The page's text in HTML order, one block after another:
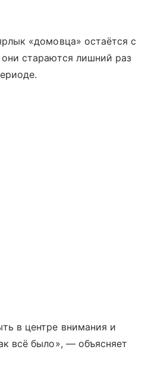
«домовца» остаётся с
стараются лишний раз
в центре внимания и
всё было», — объясняет